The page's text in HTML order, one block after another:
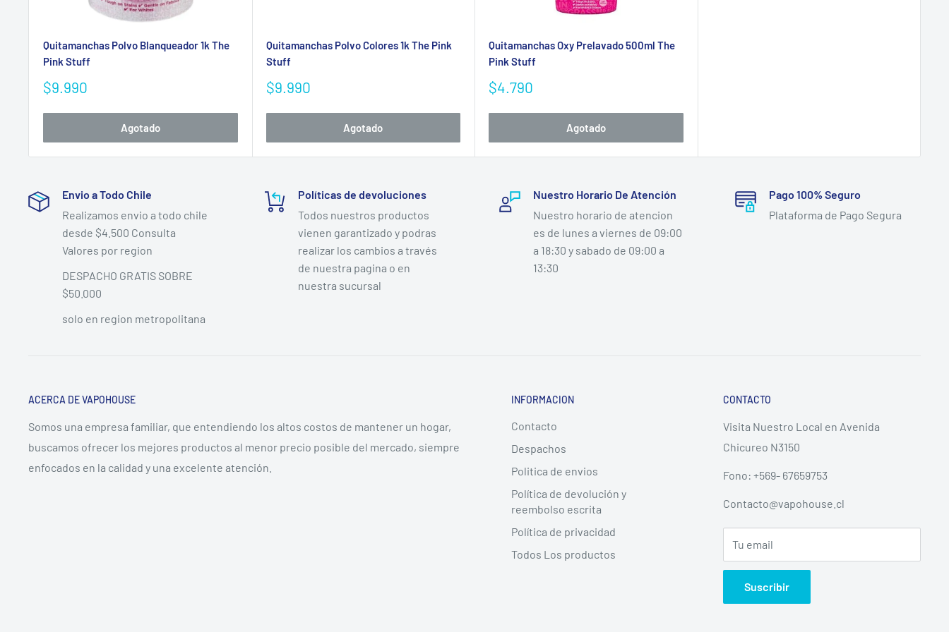
Quitamanchas Polvo Blanqueador 1k The
Pink Stuff
Precio
venta
$9.990
Agotado
Quitamanchas Polvo Colores 1k The Pink
Stuff
Precio
venta
$9.990
Agotado
Quitamanchas Oxy Prelavado 500ml The
Pink Stuff
Precio
venta
$4.790
Agotado
Envio a Todo Chile
Realizamos envio a todo chile
desde $4.500 Consulta
Valores por region
DESPACHO GRATIS SOBRE
$50.000
solo en region metropolitana
Políticas de devoluciones
Todos nuestros productos
vienen garantizado y podras
realizar los cambios a través
de nuestra pagina o en
nuestra sucursal
Nuestro Horario De Atención
Nuestro horario de atencion
es de lunes a viernes de 09:00
a 18:30 y sabado de 09:00 a
13:30
Pago 100% Seguro
Plataforma de Pago Segura
ACERCA DE VAPOHOUSE
Somos una empresa familiar, que entendiendo los altos costos de mantener un hogar,
buscamos ofrecer los mejores productos al menor precio posible del mercado, siempre
enfocados en la calidad y una excelente atención.
INFORMACION
Contacto
Despachos
Politica de envios
Política de devolución y
reembolso escrita
Política de privacidad
Todos Los productos
CONTACTO
Visita Nuestro Local en Avenida
Chicureo N3150
Fono: +569- 67659753
Contacto@vapohouse.cl
Tu email
Suscribir
Se requiere iniciar sesión
Inicie sesión en su cuenta para agregar productos a su lista de
deseos y ver los artículos guardados anteriormente.